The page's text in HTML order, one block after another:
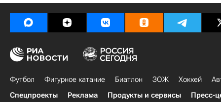
Футбол Фигурное катание Биатлон ЗОЖ Хоккей
Спецпроекты
Реклама Продукты и сервисы Пресс-